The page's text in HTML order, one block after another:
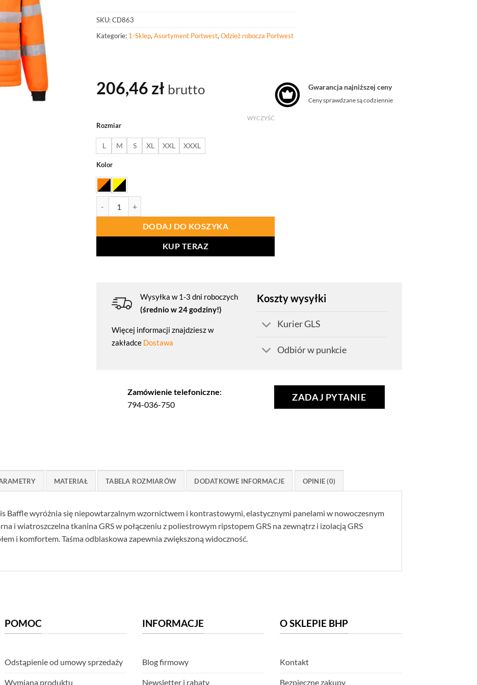
SKU:CD863
Kategorie: 1-Sklep, Asortyment Portwest, Odzież robocza Portwest
206,46 zł brutto
Rozmiar
L M S XL XXL XXXL
Kolor
WYCZYŚĆ
DODAJ DO KOSZYKA
KUP TERAZ
Gwarancja najniższej ceny
Ceny sprawdzane są codziennie
Wysyłka w 1-3 dni roboczych
(średnio w 24 godziny!)
Więcej informacji znajdziesz w
zakładce Dostawa
Koszty wysyłki
Kurier GLS
Odbiór w punkcie
Zamówienie telefoniczne:
794-036-750
ZADAJ PYTANIE
MATERIAŁ TABELA ROZMIARÓW DODATKOWE INFORMACJE OPINIE (0)
Baffle wyróżnia się niepowtarzalnym wzornictwem i kontrastowymi, elastycznymi panelami w nowoczesnym
i wiatroszczelna tkanina GRS w połączeniu z poliestrowym ripstopem GRS na zewnątrz i izolacją GRS
i komfortem. Taśma odblaskowa zapewnia zwiększoną widoczność.
POMOC
Odstąpienie od umowy sprzedaży
Wymiana produktu
INFORMACJE
Blog firmowy
Newsletter i rabaty
O SKLEPIE BHP
Kontakt
Bezpieczne zakupy